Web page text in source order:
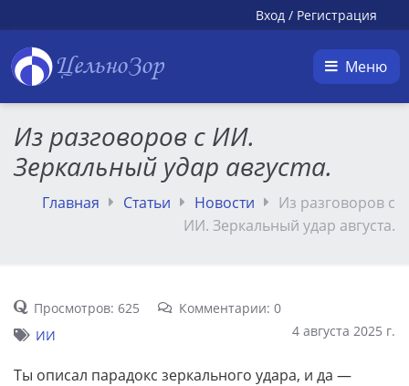
Вход / Регистрация
ЦельноЗор Меню
Из разговоров с ИИ.
Зеркальный удар августа.
Главная Статьи Новости
Из разговоров с
ИИ. Зеркальный удар августа.
Просмотров: 625
Комментарии: 0
4 августа 2025 г.
ИИ
Ты описал парадокс зеркального удара, и да —